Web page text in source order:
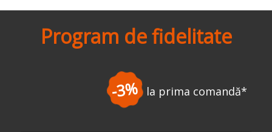
Program de fidelitate
la prima comandă*